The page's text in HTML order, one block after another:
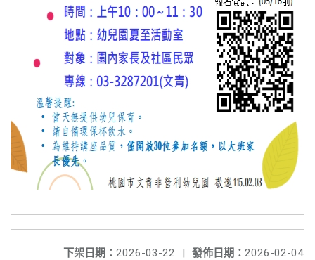
發佈日期： 2026-02-04
下架日期： 2026-03-22
|